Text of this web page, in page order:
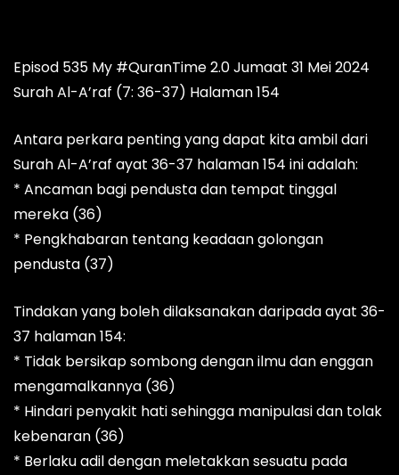
Episod 535 My #QuranTime 2.0 Jumaat 31 Mei 2024
Surah Al-A’raf (7: 36-37) Halaman 154
Antara perkara penting yang dapat kita ambil dari
Surah Al-A’raf ayat 36-37 halaman 154 ini adalah:
* Ancaman bagi pendusta dan tempat tinggal
mereka (36)
* Pengkhabaran tentang keadaan golongan
pendusta (37)
Tindakan yang boleh dilaksanakan daripada ayat 36-
37 halaman 154:
* Tidak bersikap sombong dengan ilmu dan enggan
mengamalkannya (36)
* Hindari penyakit hati sehingga manipulasi dan tolak
kebenaran (36)
* Berlaku adil dengan meletakkan sesuatu pada